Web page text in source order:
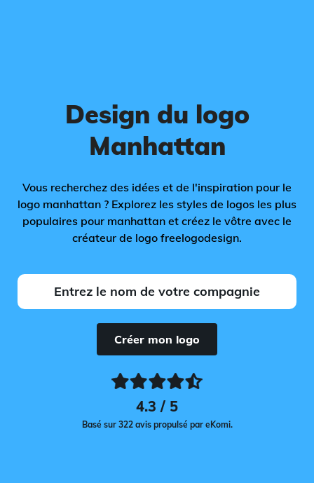
Design du logo
Manhattan
Vous recherchez des idées et de l'inspiration pour le
logo manhattan ? Explorez les styles de logos les plus
populaires pour manhattan et créez le vôtre avec le
créateur de logo freelogodesign.
Créer mon logo
4.3 / 5
Basé sur 322 avis propulsé par eKomi.